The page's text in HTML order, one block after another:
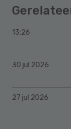
13:26
30 jul 2026
27 jul 2026